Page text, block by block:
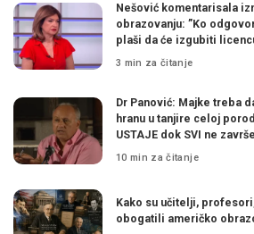
Nešović komentarisala
obrazovanju: ”Ko
plaši da će izgubiti
3 min za čitanje
Dr Panović: Majke treba
hranu u tanjire celoj
USTAJE dok SVI ne
10 min za čitanje
Kako su učitelji,
obogatili američko